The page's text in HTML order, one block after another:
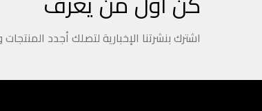
كن أول من يعرف
اشترك بنشرتنا الإخبارية لتصلك أجدد